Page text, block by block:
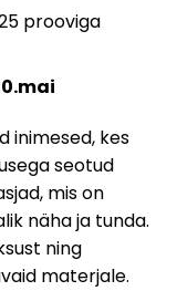
prooviga
inimesed, kes
seotud
mis on
näha ja tunda.
ning
materjale.